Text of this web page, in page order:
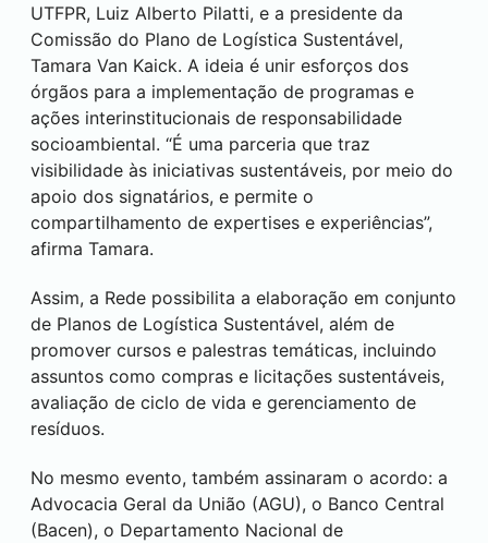
UTFPR, Luiz Alberto Pilatti, e a presidente da
Comissão do Plano de Logística Sustentável,
Tamara Van Kaick. A ideia é unir esforços dos
órgãos para a implementação de programas e
ações interinstitucionais de responsabilidade
socioambiental. “É uma parceria que traz
visibilidade às iniciativas sustentáveis, por meio do
apoio dos signatários, e permite o
compartilhamento de expertises e experiências”,
afirma Tamara.
Assim, a Rede possibilita a elaboração em conjunto
de Planos de Logística Sustentável, além de
promover cursos e palestras temáticas, incluindo
assuntos como compras e licitações sustentáveis,
avaliação de ciclo de vida e gerenciamento de
resíduos.
No mesmo evento, também assinaram o acordo: a
Advocacia Geral da União (AGU), o Banco Central
(Bacen), o Departamento Nacional de